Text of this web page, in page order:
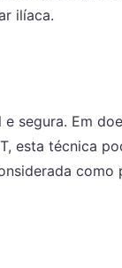
ilíaca.
segura. Em
esta técnica
como